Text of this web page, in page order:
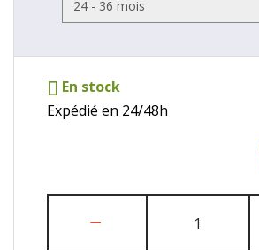
En stock
Expédié en 24/48h